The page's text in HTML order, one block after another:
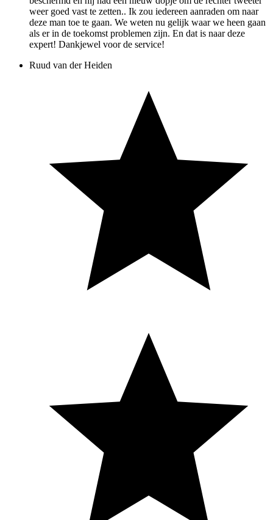
weer goed vast te zetten.. Ik zou iedereen aanraden om naar
deze man toe te gaan. We weten nu gelijk waar we heen gaan
als er in de toekomst problemen zijn. En dat is naar deze
expert! Dankjewel voor de service!
Ruud van der Heiden